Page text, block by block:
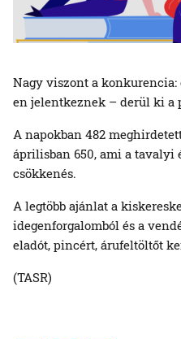
Nagy viszont a konkurencia: egy meghirdetett állásra 57-
en jelentkeznek – derül ki a
A napokban 482
áprilisban 650, ami a tavalyi
csökkenés.
A legtöbb ajánlat a
idegenforgalomból és a
eladót, pincért, árufeltöltőt
(TASR)